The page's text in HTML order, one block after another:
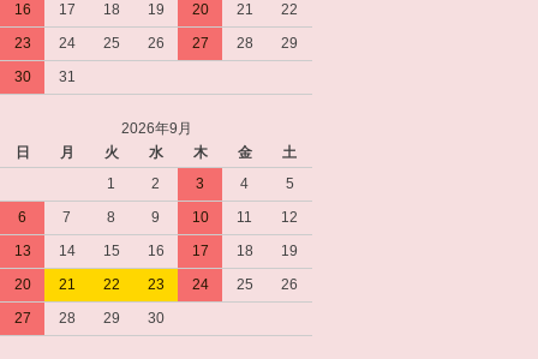
16
17 18 19 20 21
22
23
24 25 26 27 28
29
30
31
2026年9月
日
月 火 水 木 金
土
1
2 3 4
5
6
7 8 9 10 11
12
13
14 15 16 17 18
19
20
21 22 23 24 25
26
27
28 29 30